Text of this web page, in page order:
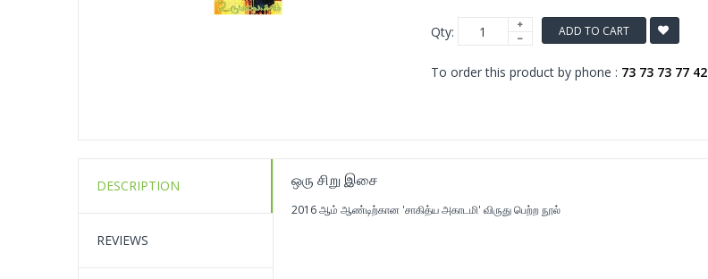
Qty: ADD TO CART
To order this product by phone : 73 73 73 77 42
DESCRIPTION
REVIEWS
ஒரு சிறு இசை
2016 ஆம் ஆண்டிற்கான 'சாகித்ய அகாடமி' விருது பெற்ற நூல்